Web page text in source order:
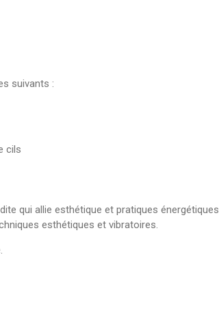
suivants :
cils
qui allie esthétique et pratiques énergétiques.
esthétiques et vibratoires.